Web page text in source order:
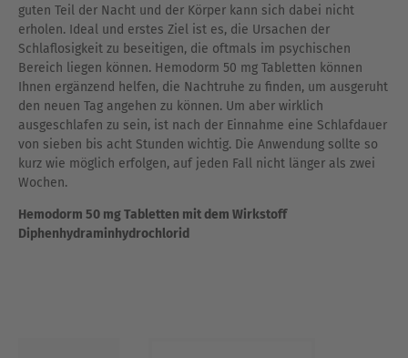
guten Teil der Nacht und der Körper kann sich dabei nicht
erholen. Ideal und erstes Ziel ist es, die Ursachen der
Schlaflosigkeit zu beseitigen, die oftmals im psychischen
Bereich liegen können. Hemodorm 50 mg Tabletten können
Ihnen ergänzend helfen, die Nachtruhe zu finden, um ausgeruht
den neuen Tag angehen zu können. Um aber wirklich
ausgeschlafen zu sein, ist nach der Einnahme eine Schlafdauer
von sieben bis acht Stunden wichtig. Die Anwendung sollte so
kurz wie möglich erfolgen, auf jeden Fall nicht länger als zwei
Wochen.
Hemodorm 50 mg Tabletten mit dem Wirkstoff
Diphenhydraminhydrochlorid